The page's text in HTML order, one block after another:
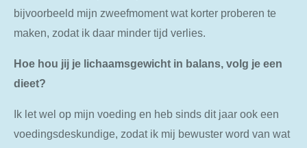
bijvoorbeeld mijn zweefmoment wat korter proberen te
maken, zodat ik daar minder tijd verlies.
Hoe hou jij je lichaamsgewicht in balans, volg je een
dieet?
Ik let wel op mijn voeding en heb sinds dit jaar ook een
voedingsdeskundige, zodat ik mij bewuster word van wat